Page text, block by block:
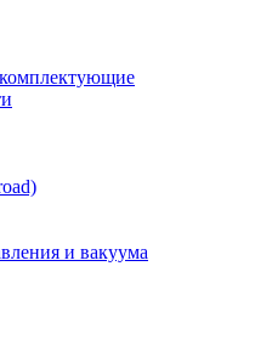
и вакуума